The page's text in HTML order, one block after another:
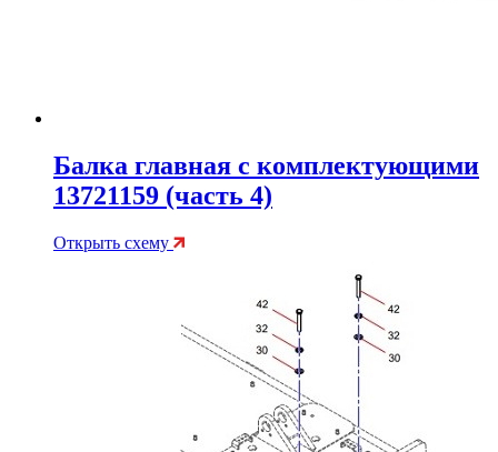
Балка главная с комплектующими
13721159 (часть 4)
Открыть схему